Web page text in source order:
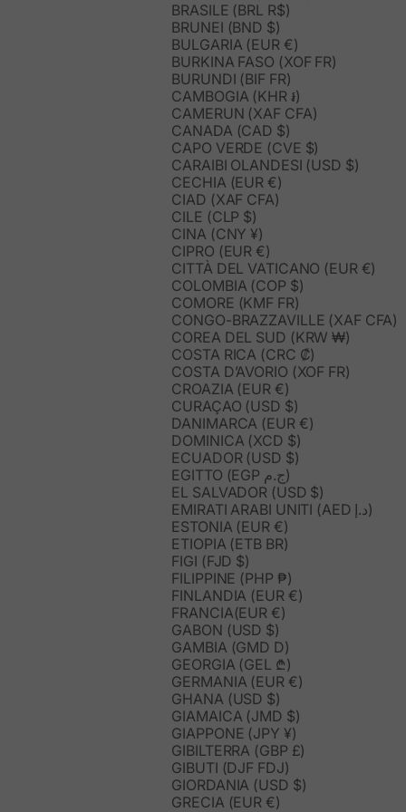
BRASILE (BRL R$)
BRUNEI (BND $)
BULGARIA (EUR €)
BURKINA FASO (XOF FR)
BURUNDI (BIF FR)
CAMBOGIA (KHR ៛)
CAMERUN (XAF CFA)
CANADA (CAD $)
CAPO VERDE (CVE $)
CARAIBI OLANDESI (USD $)
CECHIA (EUR €)
CIAD (XAF CFA)
CILE (CLP $)
CINA (CNY ¥)
CIPRO (EUR €)
CITTÀ DEL VATICANO (EUR €)
COLOMBIA (COP $)
COMORE (KMF FR)
CONGO-BRAZZAVILLE (XAF CFA)
COREA DEL SUD (KRW ₩)
COSTA RICA (CRC ₡)
COSTA D’AVORIO (XOF FR)
CROAZIA (EUR €)
CURAÇAO (USD $)
DANIMARCA (EUR €)
DOMINICA (XCD $)
ECUADOR (USD $)
EGITTO (EGP ج.م)
EL SALVADOR (USD $)
EMIRATI ARABI UNITI (AED د.إ)
ESTONIA (EUR €)
ETIOPIA (ETB BR)
FIGI (FJD $)
FILIPPINE (PHP ₱)
FINLANDIA (EUR €)
FRANCIA(EUR €)
GABON (USD $)
GAMBIA (GMD D)
GEORGIA (GEL ₾)
GERMANIA (EUR €)
GHANA (USD $)
GIAMAICA (JMD $)
GIAPPONE (JPY ¥)
GIBILTERRA (GBP £)
GIBUTI (DJF FDJ)
GIORDANIA (USD $)
GRECIA (EUR €)